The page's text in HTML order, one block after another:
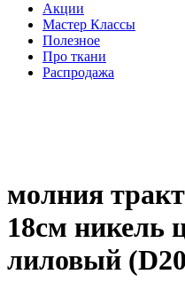
Акции
Мастер Классы
Полезное
Про ткани
Распродажа
молния
18см никель
лиловый